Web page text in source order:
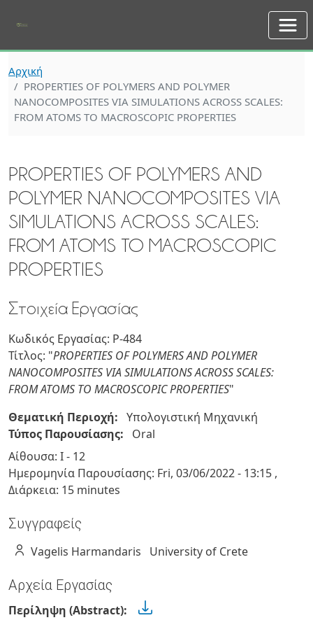
Αρχική
PROPERTIES OF POLYMERS AND POLYMER
NANOCOMPOSITES VIA SIMULATIONS ACROSS SCALES:
FROM ATOMS TO MACROSCOPIC PROPERTIES
PROPERTIES OF POLYMERS AND
POLYMER NANOCOMPOSITES VIA
SIMULATIONS ACROSS SCALES:
FROM ATOMS TO MACROSCOPIC
PROPERTIES
Στοιχεία Εργασίας
Κωδικός Εργασίας: P-484
Τίτλος: "PROPERTIES OF POLYMERS AND POLYMER
NANOCOMPOSITES VIA SIMULATIONS ACROSS SCALES:
FROM ATOMS TO MACROSCOPIC PROPERTIES"
Θεματική Περιοχή: Υπολογιστική Μηχανική
Τύπος Παρουσίασης:
Oral
Αίθουσα: Ι - 12
Ημερομηνία Παρουσίασης: Fri, 03/06/2022- 13:15 ,
Διάρκεια: 15 minutes
Συγγραφείς
Vagelis Harmandaris University of Crete
Αρχεία Εργασίας
Περίληψη (Abstract):